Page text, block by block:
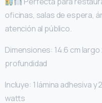
oficinas, salas de espera,
atención al público.
Dimensiones: 14.6 cm largo
profundidad
Incluye: 1 lámina adhesiva
watts